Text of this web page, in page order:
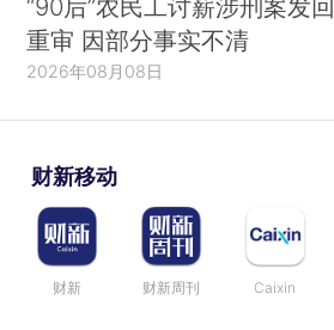
“90后”农民工讨薪涉刑案发回
重审 因部分事实不清
2026年08月08日
财新移动
财新 财新周刊 Caixin